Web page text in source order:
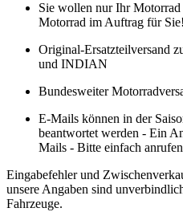
Sie wollen nur Ihr
Motorrad im Auftrag für Sie!
Original-Ersatzteilversand
und INDIAN
Bundesweiter
E-Mails können in der
beantwortet werden - Ein
Mails - Bitte einfach
Eingabefehler und
unsere Angaben sind
Fahrzeuge.